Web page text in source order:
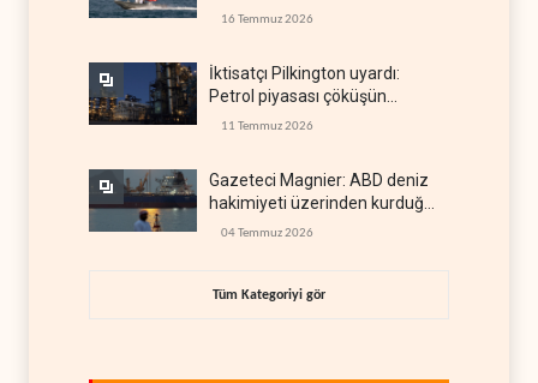
aldı
16 Temmuz 2026
İktisatçı Pilkington uyardı:
Petrol piyasası çöküşün
eşiğinde
11 Temmuz 2026
Gazeteci Magnier: ABD deniz
hakimiyeti üzerinden kurduğu
küresel gücü kaybetti
04 Temmuz 2026
Tüm Kategoriyi gör